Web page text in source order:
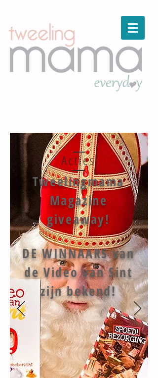
Tweelingmama
Magazine
giveaway!
DE WINNAARS van
de Video van Sint
zijn bekend!
Acties